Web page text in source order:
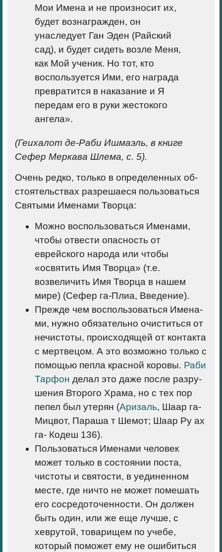
Мои Имена и не произносит их,
будет вознагражден, он
унаследует Ган Эден (Райский
сад), и будет сидеть возле Меня,
как Мой ученик. Но тот, кто
воспользуется Ими, его награда
превра­тится в наказание и Я
передам его в руки жестокого
ангела».
(Геихалот де-Раби Ишма­эль, в книге
Сефер Меркава Шлема, с. 5).
Очень редко, только в определенных об­
стоятельствах разрешаеся пользоваться
Святыми Именами Творца:
Можно воспользоваться Именами,
чтобы отвести опасность от
еврейского народа или чтобы
«освятить Имя Твор­ца» (т.е.
возвеличить Имя Творца в нашем
мире) (Сефер га-Плиа, Введение).
Прежде чем воспользоваться Имена­
ми, нужно обязательно очиститься от
нечистоты, происходящей от контакта
с мертвецом. А это возможно только с
помощью пепла красной коровы. Раби
Тарфон делал это даже после разру­
шения Второго Храма, но с тех пор
пепел был утерян (Аризаль, Шаар га-
Мицвот, Параша т Шемот; Шаар Ру ах
га- Кодеш 136).
Пользоваться Именами человек
может только в состоянии поста,
чистоты и святости, в уединенном
месте, где ни­что не может помешать
его сосредото­ченности. Он должен
быть один, или же еще лучше, с
хеврутой, товарищем по учебе,
который поможет ему не ошибиться